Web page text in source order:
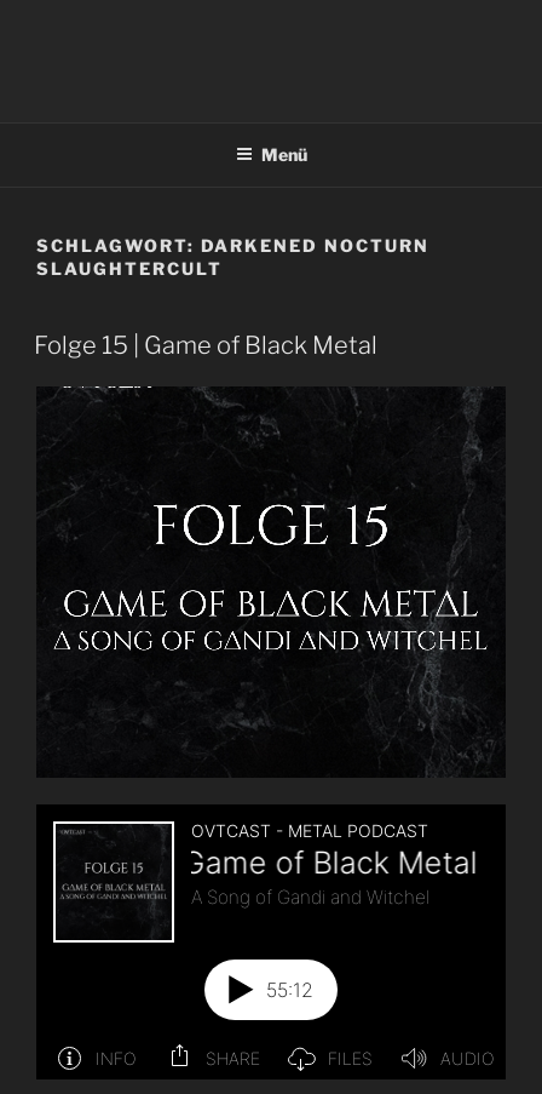
Menü
SCHLAGWORT: DARKENED NOCTURN
SLAUGHTERCULT
Folge 15 | Game of Black Metal